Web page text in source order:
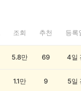
조회 추천 등록
5.8만 69 4일
1.1만 9 5일